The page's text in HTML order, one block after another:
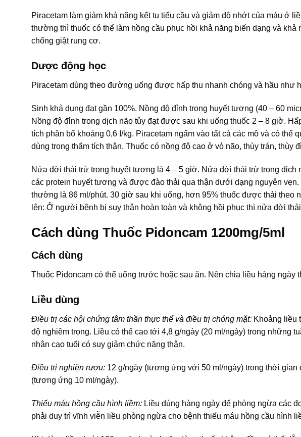
Piracetam làm giảm khả năng kết tụ tiểu cầu và giảm độ nhớt của máu ở
thường thì thuốc có thể làm hồng cầu phục hồi khả năng biến dạng và khả
chống giật rung cơ.
Dược động học
Piracetam dùng theo đường uống được hấp thu nhanh chóng và hầu như
Sinh khả dụng đạt gần 100%. Nồng độ đỉnh trong huyết tương (40 – 60
Nồng độ đỉnh trong dịch não tủy đạt được sau khi uống thuốc 2 – 8 giờ.
tích phân bố khoảng 0,6 I/kg. Piracetam ngấm vào tất cả các mô và có thể
dùng trong thẩm tích thận. Thuốc có nồng độ cao ở vỏ não, thùy trán, thùy
Nửa đời thải trừ trong huyết tương là 4 – 5 giờ. Nửa đời thải trừ trong dịch
các protein huyết tương và được đào thải qua thận dưới dạng nguyên
thường là 86 ml/phút. 30 giờ sau khi uống, hơn 95% thuốc được thải theo
lên: Ở người bệnh bị suy thận hoàn toàn và không hồi phục thì nửa đời
Cách dùng Thuốc Pidoncam 1200mg/5ml
Cách dùng
Thuốc Pidoncam có thể uống trước hoặc sau ăn. Nên chia liều hàng ngày
Liều dùng
Điều trị các hội chứng tâm thần thực thể và điều trị chóng mặt: Khoảng liều
độ nghiêm trọng. Liều có thể cao tới 4,8 g/ngày (20 ml/ngày) trong những
nhân cao tuổi có suy giảm chức năng thận.
Điều trị nghiện rượu: 12 g/ngày (tương ứng với 50 ml/ngày) trong thời
(tương ứng 10 ml/ngày).
Thiếu máu hồng cầu hình liềm: Liều dùng hàng ngày để phòng ngừa các
phải duy trì vĩnh viễn liều phòng ngừa cho bệnh thiếu máu hồng cầu hình